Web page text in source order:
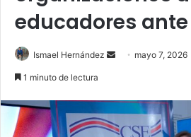
educadores ante
Ismael Hernández
Send mayo 7, 2026
1 minuto de lectura